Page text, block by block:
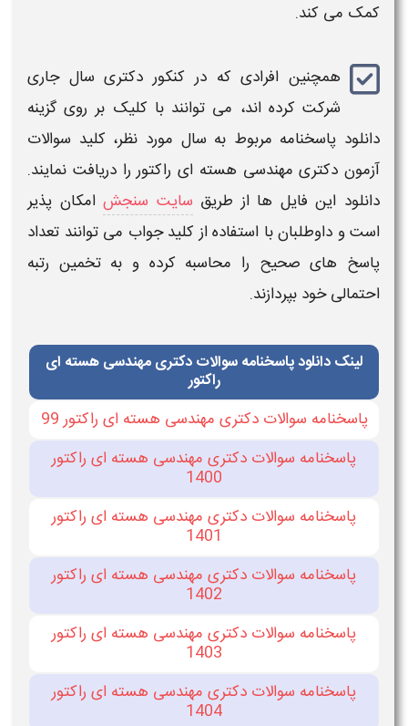
کمک می‌ کند.
همچنین افرادی که در کنکور دکتری سال جاری
شرکت کرده‌ اند، می‌ توانند با کلیک بر روی گزینه
دانلود پاسخنامه مربوط به سال مورد نظر، کلید سوالات
آزمون دکتری مهندسی هسته ای راکتور را دریافت نمایند.
دانلود این فایل‌ ها از طریق سایت سنجشامکان‌ پذیر
است و داوطلبان با استفاده از کلید جواب می‌ توانند تعداد
پاسخ‌ های صحیح را محاسبه کرده و به تخمین رتبه
احتمالی خود بپردازند.
لینک دانلود پاسخنامه سوالات دکتری مهندسی هسته ای
راکتور
پاسخنامه سوالات دکتری مهندسی هسته ای راکتور 99
پاسخنامه سوالات دکتری مهندسی هسته ای راکتور
1400
پاسخنامه سوالات دکتری مهندسی هسته ای راکتور
1401
پاسخنامه سوالات دکتری مهندسی هسته ای راکتور
1402
پاسخنامه سوالات دکتری مهندسی هسته ای راکتور
1403
پاسخنامه سوالات دکتری مهندسی هسته ای راکتور
1404